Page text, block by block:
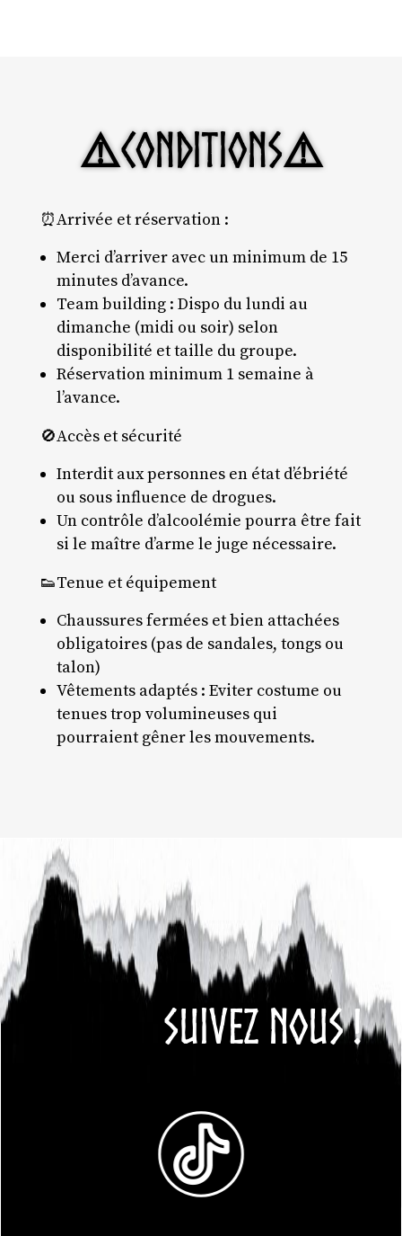
⚠️Conditions⚠️
⏰Arrivée et réservation :
Merci d’arriver avec un minimum de 15
minutes d’avance.
Team building : Dispo du lundi au
dimanche (midi ou soir) selon
disponibilité et taille du groupe.
Réservation minimum 1 semaine à
l’avance.
🚫Accès et sécurité
Interdit aux personnes en état d’ébriété
ou sous influence de drogues.
Un contrôle d’alcoolémie pourra être fait
si le maître d’arme le juge nécessaire.
👟Tenue et équipement
Chaussures fermées et bien attachées
obligatoires (pas de sandales, tongs ou
talon)
Vêtements adaptés : Eviter costume ou
tenues trop volumineuses qui
pourraient gêner les mouvements.
SUIVEZ NOUS !